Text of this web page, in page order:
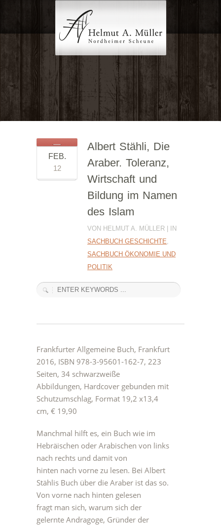
FEB.
12
Albert Stähli, Die
Araber. Toleranz,
Wirtschaft und
Bildung im Namen
des Islam
VON HELMUT A. MÜLLER | IN
SACHBUCH GESCHICHTE,
SACHBUCH ÖKONOMIE UND
POLITIK
Frankfurter Allgemeine Buch, Frankfurt
2016, ISBN 978-3-95601-162-7, 223
Seiten, 34 schwarzweiße
Abbildungen, Hardcover gebunden mit
Schutzumschlag, Format 19,2 x13,4
cm, € 19,90
Manchmal hilft es, ein Buch wie im
Hebräischen oder Arabischen von links
nach rechts und damit von
hinten nach vorne zu lesen. Bei Albert
Stählis Buch über die Araber ist das so.
Von vorne nach hinten gelesen
fragt man sich, warum sich der
gelernte Andragoge, Gründer der